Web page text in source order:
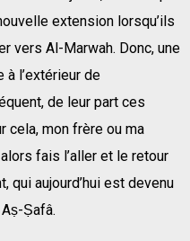
extension lorsqu’ils
vers Al-Marwah. Donc, une
l’extérieur de
de leur part ces
cela, mon frère ou ma
fais l’aller et le retour
qui aujourd’hui est devenu
Ṣafâ.